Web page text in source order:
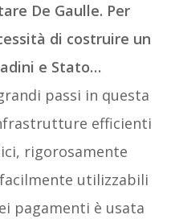
De Gaulle. Per
di costruire un
e Stato…
passi in questa
efficienti
rigorosamente
utilizzabili
pagamenti è usata